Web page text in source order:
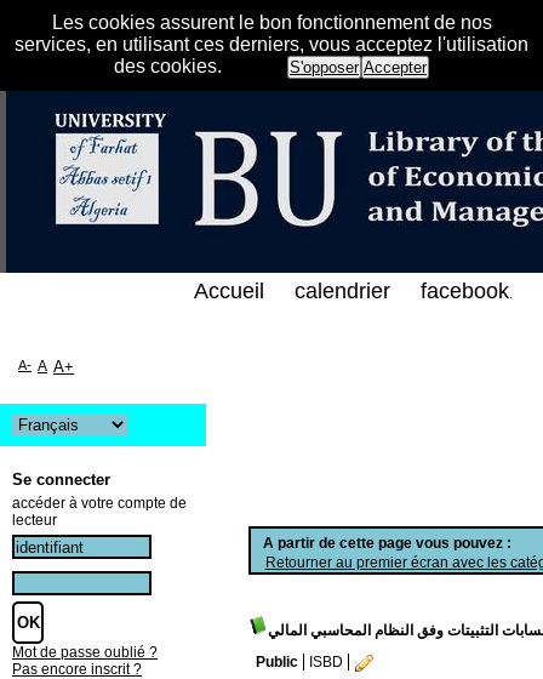
Les cookies assurent le bon fonctionnement de nos
services, en utilisant ces derniers, vous acceptez l'utilisation
des cookies.
S'opposer Accepter
على الخط المباشر لمكتبة كلية العلوم
A partir de cette page vous pouvez :
Retourner au premier écran avec les
التثبيتات وفق النظام المحاسبي المالي
Public
ISBD
Accueil calendrier facebook.
A- A A+
Se connecter
accéder à votre compte de
lecteur
Mot de passe oublié ?
Pas encore inscrit ?